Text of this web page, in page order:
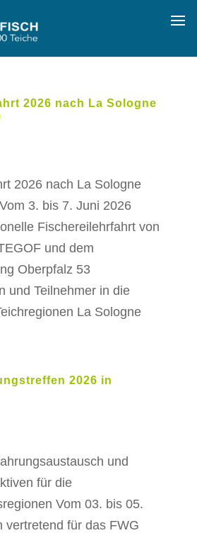
2026 nach La Sologne
2026 nach La Sologne
3. bis 7. Juni 2026
Fischereilehrfahrt von
und dem
Oberpfalz 53
und Teilnehmer in die
La Sologne
2026 in
und
für die
Vom 03. bis 05.
vertretend für das FWG